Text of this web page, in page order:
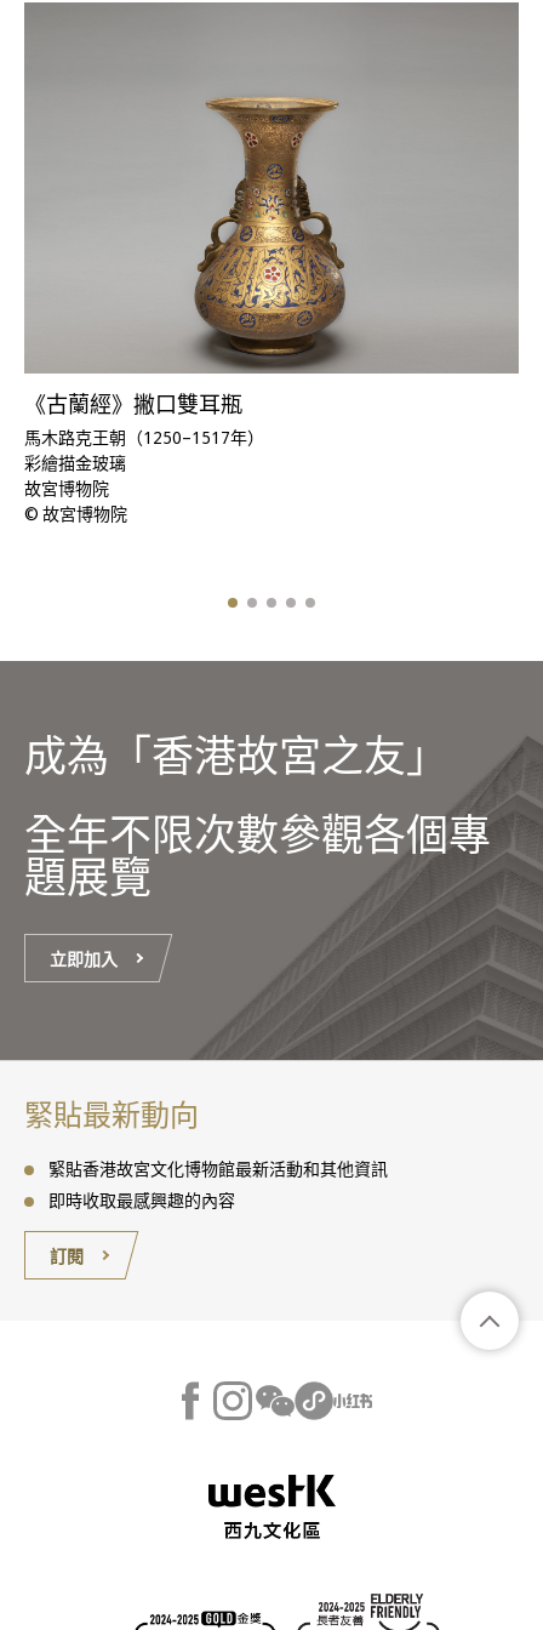
《古蘭經》撇口雙耳瓶
馬木路克王朝（1250–1517年）
彩繪描金玻璃
故宮博物院
© 故宮博物院
成為「香港故宮之友」
全年不限次數參觀各個專
題展覽
立即加入
緊貼最新動向
緊貼香港故宮文化博物館最新活動和其他資訊
即時收取最感興趣的內容
訂閱